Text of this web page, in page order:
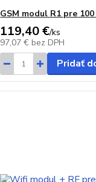
GSM modul R1 pre
119,40 €/ks
97,07 € bez DPH
Pridať